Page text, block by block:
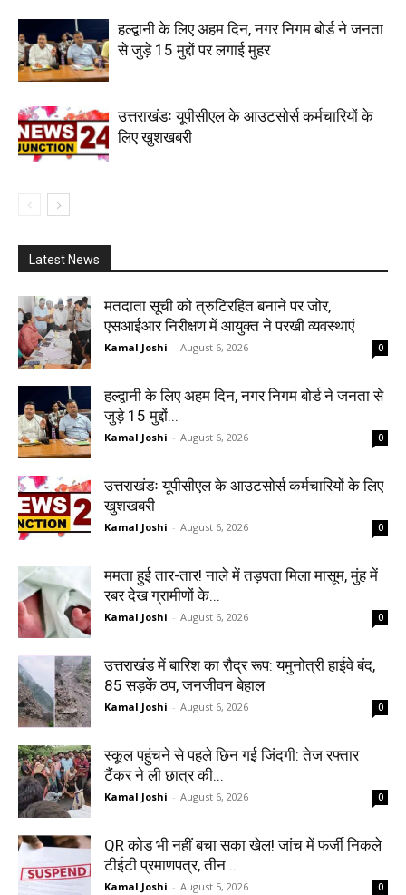
हल्द्वानी के लिए अहम दिन, नगर निगम बोर्ड ने जनता
से जुड़े 15 मुद्दों पर लगाई मुहर
उत्तराखंडः यूपीसीएल के आउटसोर्स कर्मचारियों के
लिए खुशखबरी
Latest News
मतदाता सूची को त्रुटिरहित बनाने पर जोर,
एसआईआर निरीक्षण में आयुक्त ने परखी व्यवस्थाएं
Kamal Joshi - August 6, 2026 0
हल्द्वानी के लिए अहम दिन, नगर निगम बोर्ड ने जनता से
जुड़े 15 मुद्दों...
Kamal Joshi - August 6, 2026 0
उत्तराखंडः यूपीसीएल के आउटसोर्स कर्मचारियों के लिए
खुशखबरी
Kamal Joshi - August 6, 2026 0
ममता हुई तार-तार! नाले में तड़पता मिला मासूम, मुंह में
रबर देख ग्रामीणों के...
Kamal Joshi - August 6, 2026 0
उत्तराखंड में बारिश का रौद्र रूप: यमुनोत्री हाईवे बंद,
85 सड़कें ठप, जनजीवन बेहाल
Kamal Joshi - August 6, 2026 0
स्कूल पहुंचने से पहले छिन गई जिंदगी: तेज रफ्तार
टैंकर ने ली छात्र की...
Kamal Joshi - August 6, 2026 0
QR कोड भी नहीं बचा सका खेल! जांच में फर्जी निकले
टीईटी प्रमाणपत्र, तीन...
Kamal Joshi - August 5, 2026 0